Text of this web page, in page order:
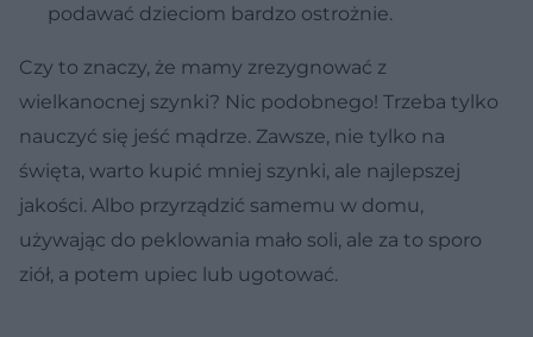
podawać dzieciom bardzo ostrożnie.
Czy to znaczy, że mamy zrezygnować z
wielkanocnej szynki? Nic podobnego! Trzeba tylko
nauczyć się jeść mądrze. Zawsze, nie tylko na
święta, warto kupić mniej szynki, ale najlepszej
jakości. Albo przyrządzić samemu w domu,
używając do peklowania mało soli, ale za to sporo
ziół, a potem upiec lub ugotować.